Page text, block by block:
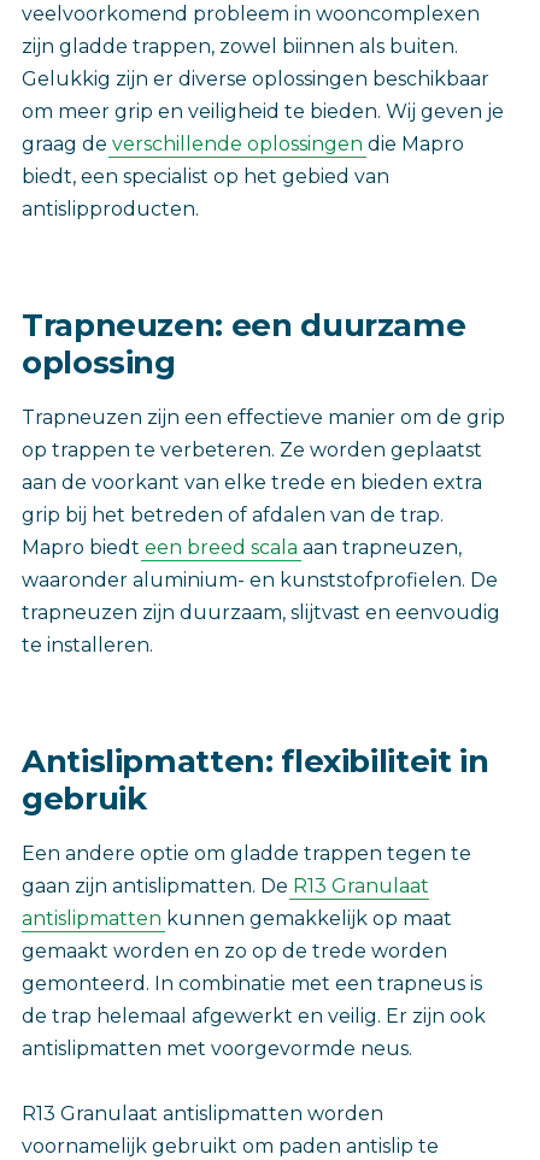
veelvoorkomend probleem in wooncomplexen
zijn gladde trappen, zowel biinnen als buiten.
Gelukkig zijn er diverse oplossingen beschikbaar
om meer grip en veiligheid te bieden. Wij geven je
graag de verschillende oplossingen die Mapro
biedt, een specialist op het gebied van
antislipproducten.
‎Trapneuzen: een duurzame
oplossing
Trapneuzen zijn een effectieve manier om de grip
op trappen te verbeteren. Ze worden geplaatst
aan de voorkant van elke trede en bieden extra
grip bij het betreden of afdalen van de trap.
Mapro biedt een breed scala aan trapneuzen,
waaronder aluminium- en kunststofprofielen. De
trapneuzen zijn duurzaam, slijtvast en eenvoudig
te installeren.
Antislipmatten: flexibiliteit in
gebruik
‎Een andere optie om gladde trappen tegen te
gaan zijn antislipmatten. De R13 Granulaat
antislipmatten kunnen gemakkelijk op maat
gemaakt worden en zo op de trede worden
gemonteerd. In combinatie met een trapneus is
de trap helemaal afgewerkt en veilig. Er zijn ook
antislipmatten met voorgevormde neus.
R13 Granulaat antislipmatten worden
voornamelijk gebruikt om paden antislip te